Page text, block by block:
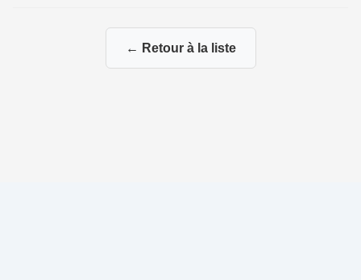
← Retour à la liste